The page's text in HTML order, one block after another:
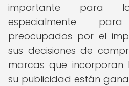
importante para
especialmente
preocupados por el
sus decisiones de
marcas que incorporan
su publicidad están